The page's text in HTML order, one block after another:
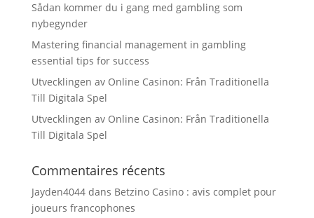
Sådan kommer du i gang med gambling som
nybegynder
Mastering financial management in gambling
essential tips for success
Utvecklingen av Online Casinon: Från Traditionella
Till Digitala Spel
Utvecklingen av Online Casinon: Från Traditionella
Till Digitala Spel
Commentaires récents
Jayden4044dans Betzino Casino : avis complet pour
joueurs francophones